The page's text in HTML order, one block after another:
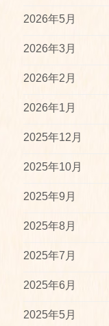
2026年5月
2026年3月
2026年2月
2026年1月
2025年12月
2025年10月
2025年9月
2025年8月
2025年7月
2025年6月
2025年5月